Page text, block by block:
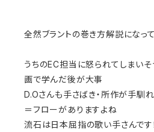
全然ブラントの巻き方解説になっ
うちのEC担当に怒られてしまいそ
画で学んだ後が大事
D.Oさんも手さばき・所作が手馴
＝フローがありますよね
流石は日本屈指の歌い手さんです